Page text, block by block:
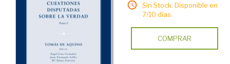
Sin Stock. Disponible en
7/10 días.
COMPRAR